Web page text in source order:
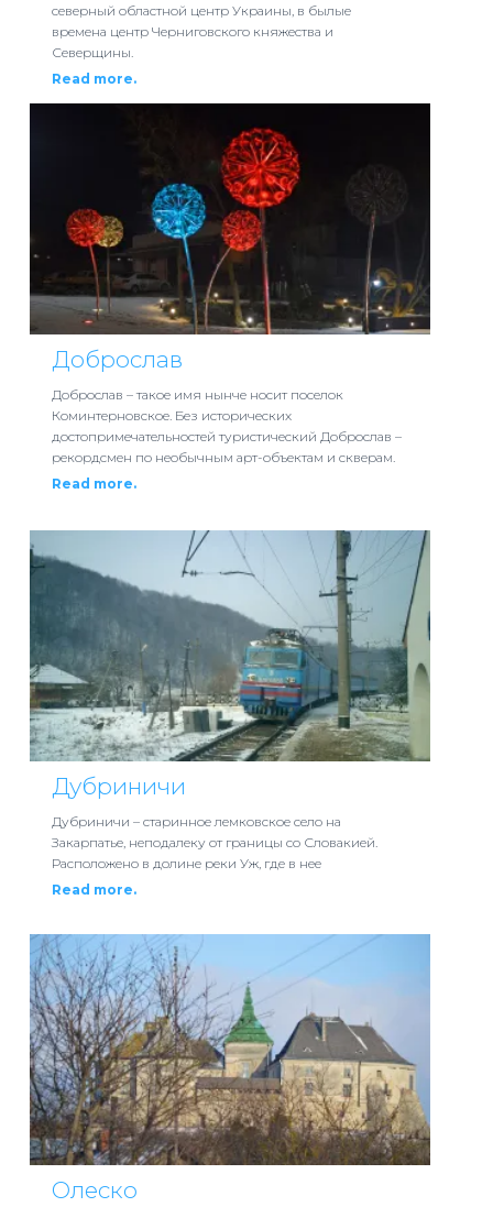
северный областной центр Украины, в былые
времена центр Черниговского княжества и
Северщины.
Read more.
Доброслав
Доброслав – такое имя нынче носит поселок
Коминтерновское. Без исторических
достопримечательностей туристический Доброслав –
рекордсмен по необычным арт-объектам и скверам.
Read more.
Дубриничи
Дубриничи – старинное лемковское село на
Закарпатье, неподалеку от границы со Словакией.
Расположено в долине реки Уж, где в нее
Read more.
Олеско